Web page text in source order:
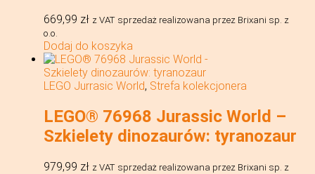
669,99 zł z VAT sprzedaż realizowana przez Brixani sp. z
o.o.
Dodaj do koszyka
LEGO Jurrasic World, Strefa kolekcjonera
LEGO® 76968 Jurassic World –
Szkielety dinozaurów: tyranozaur
979,99 zł z VAT sprzedaż realizowana przez Brixani sp. z